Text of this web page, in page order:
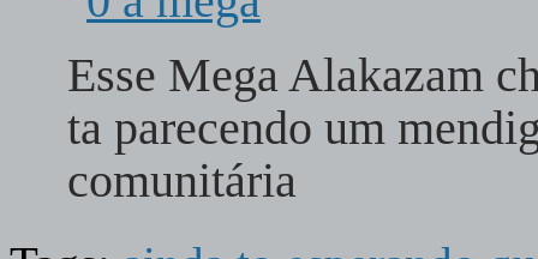
Esse Mega Alakazam
ta parecendo um
comunitária